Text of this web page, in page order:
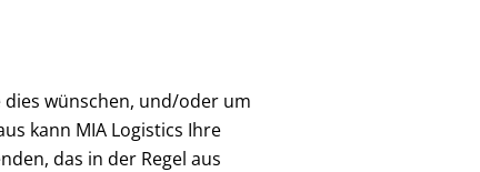
wünschen, und/oder um
kann MIA Logistics Ihre
das in der Regel aus